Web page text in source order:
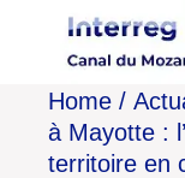
Home
à Mayotte :
territoire en